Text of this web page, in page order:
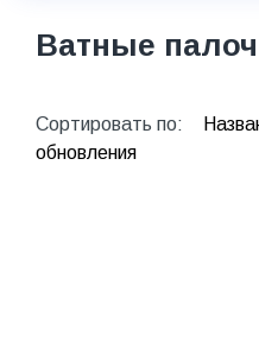
Ватные
Сортировать по:
обновления